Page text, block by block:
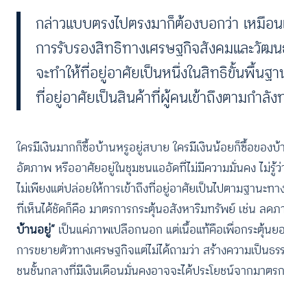
กล่าวแบบตรงไปตรงมาก็ต้องบอกว่า เหมือ
การรับรองสิทธิทางเศรษฐกิจสังคมและวัฒ
จะทำให้ที่อยู่อาศัยเป็นหนึ่งในสิทธิขั้นพื้นฐ
ที่อยู่อาศัยเป็นสินค้าที่ผู้คนเข้าถึงตามกำลั
ใครมีเงินมากก็ซื้อบ้านหรูอยู่สบาย ใครมีเงินน้อยก็ซื้อของ
อัตภาพ หรืออาศัยอยู่ในชุมชนแออัดที่ไม่มีความมั่นคง ไม่รู้
ไม่เพียงแต่ปล่อยให้การเข้าถึงที่อยู่อาศัยเป็นไปตามฐานะ
ที่เห็นได้ชัดก็คือ มาตรการกระตุ้นอสังหาริมทรัพย์ เช่น ล
บ้านอยู่” เป็นแค่ภาพเปลือกนอก แต่เนื้อแท้คือเพื่อกระตุ้นย
การขยายตัวทางเศรษฐกิจแต่ไม่ได้ถามว่า สร้างความเป็นธ
ชนชั้นกลางที่มีเงินเดือนมั่นคงอาจจะได้ประโยชน์จากมา